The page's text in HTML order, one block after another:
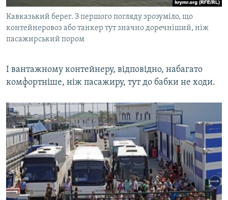
Кавказький берег. З першого погляду зрозуміло, що
контейнеровоз або танкер тут значно доречніший, ніж
пасажирський пором
І вантажному контейнеру, відповідно, набагато
комфортніше, ніж пасажиру, тут до бабки не ходи.